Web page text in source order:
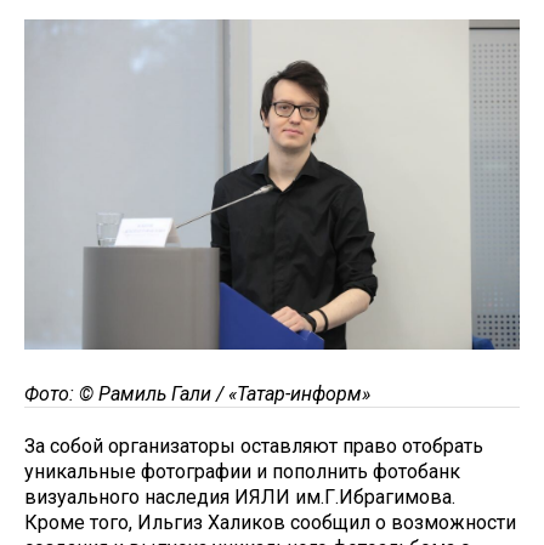
Фото: © Рамиль Гали / «Татар-информ»
За собой организаторы оставляют право отобрать
уникальные фотографии и пополнить фотобанк
визуального наследия ИЯЛИ им.Г.Ибрагимова.
Кроме того, Ильгиз Халиков сообщил о возможности